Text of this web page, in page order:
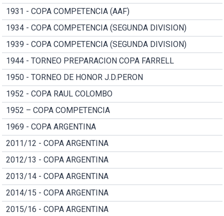
1931 - COPA COMPETENCIA (AAF)
1934 - COPA COMPETENCIA (SEGUNDA DIVISION)
1939 - COPA COMPETENCIA (SEGUNDA DIVISION)
1944 - TORNEO PREPARACION COPA FARRELL
1950 - TORNEO DE HONOR J.D.PERON
1952 - COPA RAUL COLOMBO
1952 – COPA COMPETENCIA
1969 - COPA ARGENTINA
2011/12 - COPA ARGENTINA
2012/13 - COPA ARGENTINA
2013/14 - COPA ARGENTINA
2014/15 - COPA ARGENTINA
2015/16 - COPA ARGENTINA